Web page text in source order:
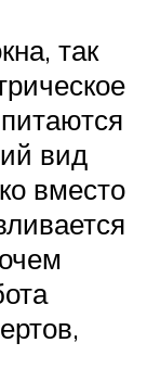
так
вид
вместо